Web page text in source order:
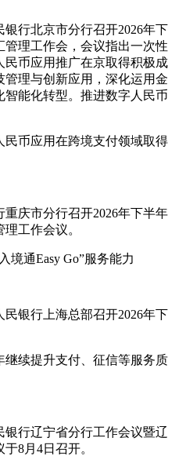
银行北京市分行召开2026年下
管理工作会，会议指出一次性
民币应用推广在京取得积极成
管理与创新应用，深化运用金
智能化转型。推进数字人民币
民币应用在跨境支付领域取得
重庆市分行召开2026年下半年
工作会议。
境通Easy Go”服务能力
民银行上海总部召开2026年下
继续提升支付、征信等服务质
银行辽宁省分行工作会议暨辽
8月4日召开。